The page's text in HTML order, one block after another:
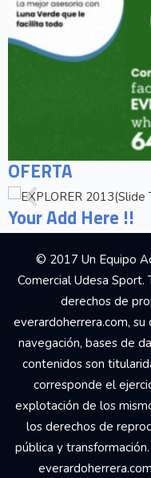
OFERTA
Your Add Here !!
© 2017 Un Equipo
Comercial Udesa
derechos de
everardoherrera.com,
navegación, bases de
contenidos son
corresponde el
explotación de los
los derechos de
pública y